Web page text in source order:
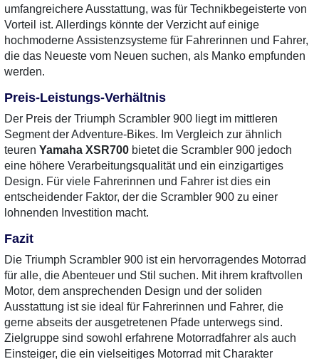
umfangreichere Ausstattung, was für Technikbegeisterte von
Vorteil ist. Allerdings könnte der Verzicht auf einige
hochmoderne Assistenzsysteme für Fahrerinnen und Fahrer,
die das Neueste vom Neuen suchen, als Manko empfunden
werden.
Preis-Leistungs-Verhältnis
Der Preis der Triumph Scrambler 900 liegt im mittleren
Segment der Adventure-Bikes. Im Vergleich zur ähnlich
teuren Yamaha XSR700 bietet die Scrambler 900 jedoch
eine höhere Verarbeitungsqualität und ein einzigartiges
Design. Für viele Fahrerinnen und Fahrer ist dies ein
entscheidender Faktor, der die Scrambler 900 zu einer
lohnenden Investition macht.
Fazit
Die Triumph Scrambler 900 ist ein hervorragendes Motorrad
für alle, die Abenteuer und Stil suchen. Mit ihrem kraftvollen
Motor, dem ansprechenden Design und der soliden
Ausstattung ist sie ideal für Fahrerinnen und Fahrer, die
gerne abseits der ausgetretenen Pfade unterwegs sind.
Zielgruppe sind sowohl erfahrene Motorradfahrer als auch
Einsteiger, die ein vielseitiges Motorrad mit Charakter